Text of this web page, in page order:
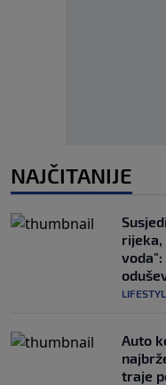
NAJČITANIJE
rijeka,
voda":
Auto
traje